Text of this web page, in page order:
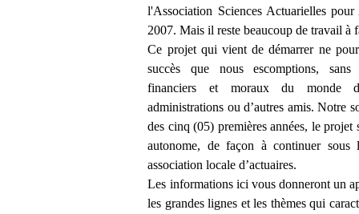
l'Association Sciences Actuarielles
2007. Mais il reste beaucoup de travail à
Ce projet qui vient de démarrer ne
succès que nous escomptions, sans
financiers et moraux du monde
administrations ou d’autres amis. Notre
des cinq (05) premières années, le projet
autonome, de façon à continuer sous
association locale d’actuaires.
Les informations ici vous donneront un
les grandes lignes et les thèmes qui